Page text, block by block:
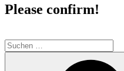
Please confirm!
Suche
nach: